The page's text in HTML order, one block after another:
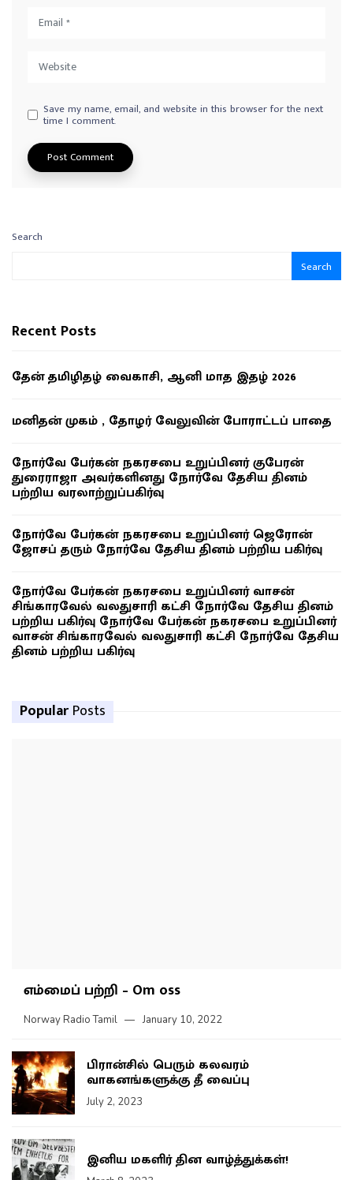
Save my name, email, and website in this browser for the next
time I comment.
Search
Search
Recent Posts
தேன் தமிழிதழ் வைகாசி, ஆனி மாத இதழ் 2026
மனிதன் முகம் , தோழர் வேலுவின் போராட்டப் பாதை
நோர்வே பேர்கன் நகரசபை உறுப்பினர் குபேரன்
துரைராஜா அவர்களினது நோர்வே தேசிய தினம்
பற்றிய வரலாற்றுப்பகிர்வு
நோர்வே பேர்கன் நகரசபை உறுப்பினர் ஜெரோன்
ஜோசப் தரும் நோர்வே தேசிய தினம் பற்றிய பகிர்வு
நோர்வே பேர்கன் நகரசபை உறுப்பினர் வாசன்
சிங்காரவேல் வலதுசாரி கட்சி நோர்வே தேசிய தினம்
பற்றிய பகிர்வு நோர்வே பேர்கன் நகரசபை உறுப்பினர்
வாசன் சிங்காரவேல் வலதுசாரி கட்சி நோர்வே தேசிய
தினம் பற்றிய பகிர்வு
Popular Posts
எம்மைப் பற்றி – Om oss
Norway Radio Tamil January 10, 2022
பிரான்சில் பெரும் கலவரம்
வாகனங்களுக்கு தீ வைப்பு
July 2, 2023
இனிய மகளிர் தின வாழ்த்துக்கள்!